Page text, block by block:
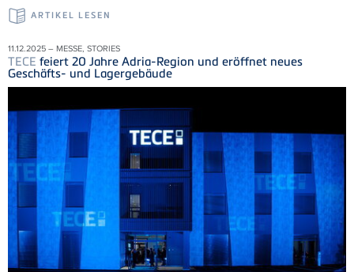
ARTIKEL LESEN
11.12.2025 – MESSE, STORIES
TECE feiert 20 Jahre Adria-Region und eröffnet neues
Geschäfts- und Lagergebäude